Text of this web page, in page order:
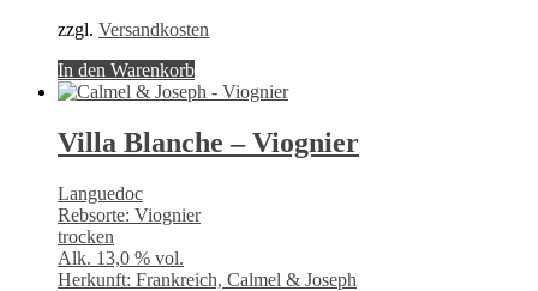
zzgl. Versandkosten
In den Warenkorb
Villa Blanche – Viognier
Languedoc
Rebsorte: Viognier
trocken
Alk. 13,0 % vol.
Herkunft: Frankreich, Calmel & Joseph